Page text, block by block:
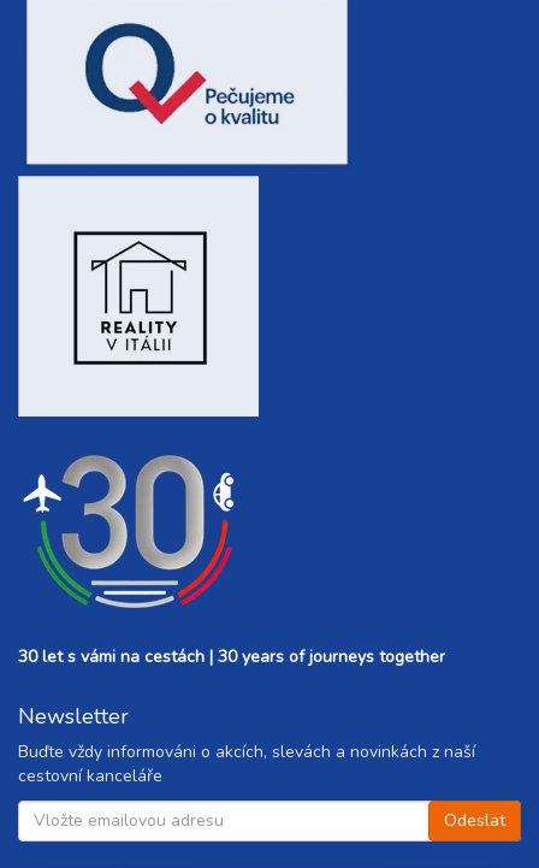
30 let s vámi na cestách | 30 years of journeys together
Newsletter
Buďte vždy informováni o akcích, slevách a novinkách z naší
cestovní kanceláře